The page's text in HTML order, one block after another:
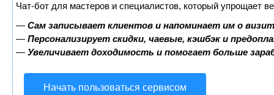
Чат-бот для мастеров и специалистов, который упрощает
— Сам записывает клиентов и напоминает им о
— Персонализирует скидки, чаевые, кэшбэк и
— Увеличивает доходимость и помогает больше
Начать пользоваться сервисом